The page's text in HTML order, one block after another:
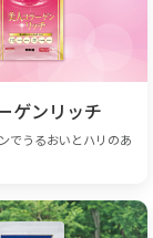
ゲンリッチ
でうるおいとハリのあ